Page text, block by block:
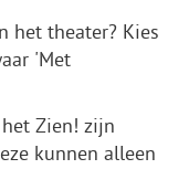
het theater? Kies
'Met
Zien! zijn
kunnen alleen